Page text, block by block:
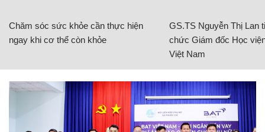
Chăm sóc sức khỏe cần thực hiện
ngay khi cơ thể còn khỏe
GS.TS Nguyễn Thị Lan
chức Giám đốc Học
Việt Nam